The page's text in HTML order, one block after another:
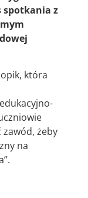
spotkania z
która
zawód, żeby
na